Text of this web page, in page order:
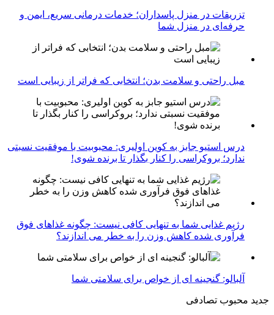
تزریقات در منزل پاسداران؛ خدمات درمانی سریع، ایمن و
حرفه‌ای در منزل شما
مبل راحتی و سلامت بدن؛ انتخابی که فراتر از زیبایی است
درس استیو جابز به کوین اولیری: محبوبیت با موفقیت نسبتی
ندارد؛ بروکراسی را کنار بگذار تا برنده شوی!
رژیم غذایی شما به تنهایی کافی نیست: چگونه غذاهای فوق
فرآوری شده کاهش وزن را به خطر می اندازند؟
آلبالو: گنجینه ای از خواص برای سلامتی شما
جدید محبوب تصادفی